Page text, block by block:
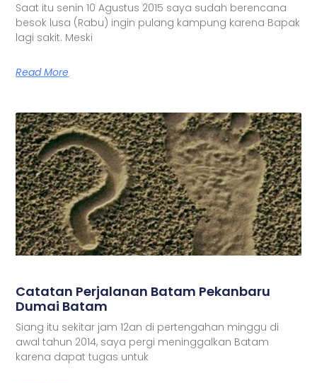
Saat itu senin 10 Agustus 2015 saya sudah berencana
besok lusa (Rabu) ingin pulang kampung karena Bapak
lagi sakit. Meski
Read More
Catatan Perjalanan Batam Pekanbaru
Dumai Batam
Siang itu sekitar jam 12an di pertengahan minggu di
awal tahun 2014, saya pergi meninggalkan Batam
karena dapat tugas untuk